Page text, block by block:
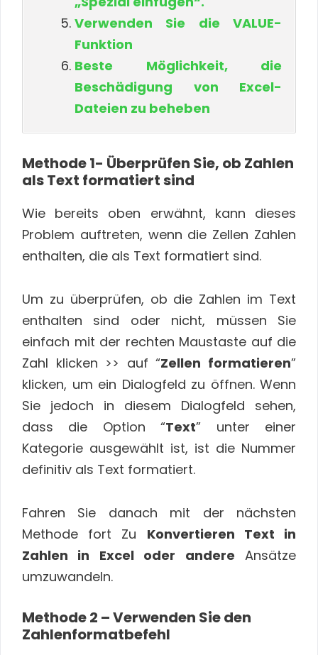
Verwenden Sie die VALUE-
Funktion
Beste Möglichkeit, die
Beschädigung von Excel-
Dateien zu beheben
Methode 1- Überprüfen Sie, ob Zahlen
als Text formatiert sind
Wie bereits oben erwähnt, kann dieses
Problem auftreten, wenn die Zellen Zahlen
enthalten, die als Text formatiert sind.
Um zu überprüfen, ob die Zahlen im Text
enthalten sind oder nicht, müssen Sie
einfach mit der rechten Maustaste auf die
Zahl klicken >> auf “Zellen formatieren”
klicken, um ein Dialogfeld zu öffnen. Wenn
Sie jedoch in diesem Dialogfeld sehen,
dass die Option “Text” unter einer
Kategorie ausgewählt ist, ist die Nummer
definitiv als Text formatiert.
Fahren Sie danach mit der nächsten
Methode fort Zu Konvertieren Text in
Zahlen in Excel oder andere Ansätze
umzuwandeln.
Methode 2 – Verwenden Sie den
Zahlenformatbefehl